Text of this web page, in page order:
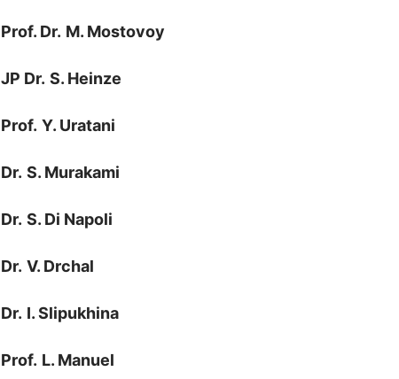
Prof. Dr. M. Mostovoy
JP Dr. S. Heinze
Prof. Y. Uratani
Dr. S. Murakami
Dr. S. Di Napoli
Dr. V. Drchal
Dr. I. Slipukhina
Prof. L. Manuel